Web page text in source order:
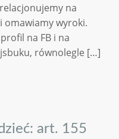
na
omawiamy wyroki.
na FB i na
równolegle […]
art. 155